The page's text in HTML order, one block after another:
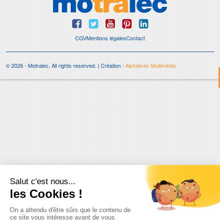
CGVMentions légalesContact
© 2026 - Motralec, All rights reserved. | Création :Alphalives Multimédia